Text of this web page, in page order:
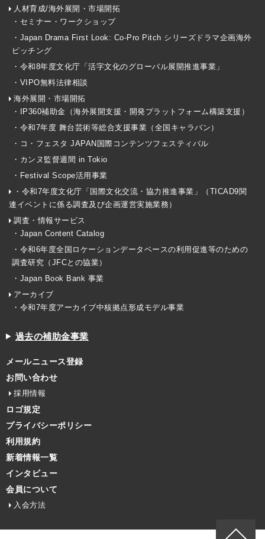
人材育成/海外展開・市場開拓
・セミナー・ワークショップ
・Japan Drama First Look: Co-Pro Pitch シリーズドラマ企画海外
ピッチング
・令和8年度文化庁「活字文化のグローバル展開推進事業」
・VIPO無料法律相談
海外展開・市場開拓
・IP360補助金（海外展開支援・開発プラットフォーム構築支援）
・令和7年度 舞台芸術等総合支援事業（全国キャラバン）
・コ・フェスタ JAPAN国際コンテンツフェスティバル
・カンヌ監督週間 in Tokio
・Festival Scope活用事業
・令和7年度文化庁「国際文化交流・協力推進事業」（TICAD9関
連イベントに係る調査及び企画運営実施業務）
調査・情報サービス
・Japan Content Catalog
・令和6年度全国ロケーションデータベースの利用促進等のための
調査研究（JFCとの協業）
・Japan Book Bank 事業
アーカイブ
・令和7年度アーカイブ中核拠点形成モデル事業
過去の補助金事業
メールニュース登録
お問い合わせ
採用情報
ロゴ規定
プライバシーポリシー
利用規約
新着情報一覧
インタビュー
会員について
入会方法